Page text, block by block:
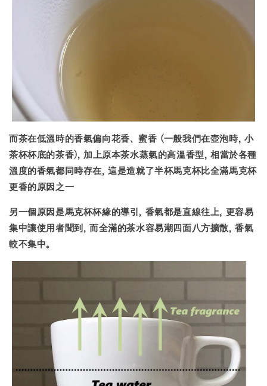
而茶在低溫時的香氣偏向花香、蜜香 (一般我們在壺泡時, 小
茶杯杯底的茶香), 加上原本茶水蒸氣的高溫香型, 相當於各種
溫度的香氣都同時存在, 這是造就了半杯馬克杯比全滿馬克杯
更香的原因之一
另一個原因是馬克杯杯緣的導引, 香氣都是直線往上, 更容易
集中讓使用者聞到, 而全滿的茶水容易潮四面八方擴散, 香氣
較不集中。